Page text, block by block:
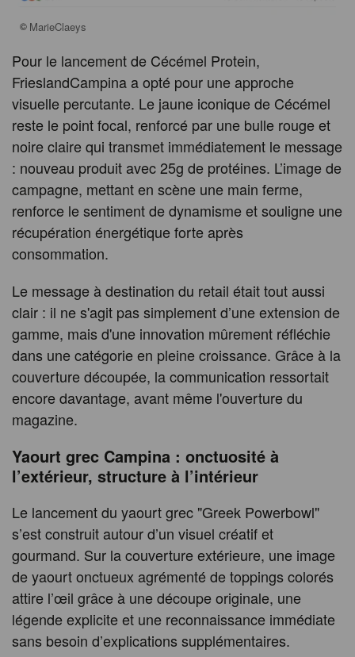
© MarieClaeys
Pour le lancement de Cécémel Protein,
FrieslandCampina a opté pour une approche
visuelle percutante. Le jaune iconique de Cécémel
reste le point focal, renforcé par une bulle rouge et
noire claire qui transmet immédiatement le message
: nouveau produit avec 25g de protéines. L’image de
campagne, mettant en scène une main ferme,
renforce le sentiment de dynamisme et souligne une
récupération énergétique forte après
consommation.
Le message à destination du retail était tout aussi
clair : il ne s'agit pas simplement d’une extension de
gamme, mais d'une innovation mûrement réfléchie
dans une catégorie en pleine croissance. Grâce à la
couverture découpée, la communication ressortait
encore davantage, avant même l'ouverture du
magazine.
Yaourt grec Campina : onctuosité à
l’extérieur, structure à l’intérieur
Le lancement du yaourt grec "Greek Powerbowl"
s’est construit autour d’un visuel créatif et
gourmand. Sur la couverture extérieure, une image
de yaourt onctueux agrémenté de toppings colorés
attire l’œil grâce à une découpe originale, une
légende explicite et une reconnaissance immédiate
sans besoin d’explications supplémentaires.